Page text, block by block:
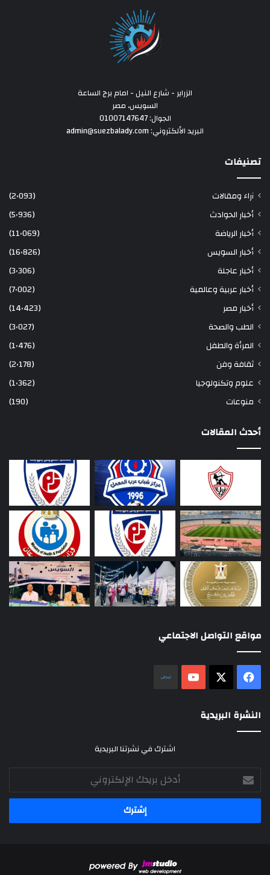
الزراير - شارع النيل - امام برج الساعة
السويس، مصر
الجوال: 01007147647
البريد الألكتروني: admin@suezbalady.com
تصنيفات
آراء ومقالات
(2٬093)
أخبار الحوادث
(5٬936)
أخبار الرياضة
(11٬069)
أخبار السويس
(16٬826)
أخبار عاجلة
(3٬306)
أخبار عربية وعالمية
(7٬002)
أخبار مصر
(14٬423)
الطب والصحة
(3٬027)
المرأة والطفل
(1٬476)
ثقافة وفن
(2٬178)
علوم وتكنولوجيا
(1٬362)
منوعات
(190)
أحدث المقالات
مواقع التواصل الاجتماعي
فيسبوك ‫YouTube
النشرة البريدية
اشترك في نشرتنا البريدية
أدخل
بريدك
الإلكتروني